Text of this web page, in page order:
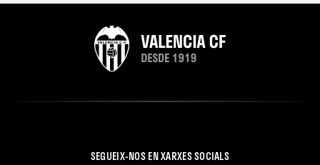
SEGUEIX-NOS EN XARXES SOCIALS